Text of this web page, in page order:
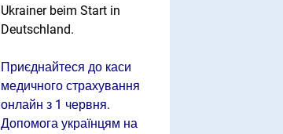
Ukrainer beim Start in
Deutschland.
Приєднайтеся до каси
медичного страхування
онлайн з 1 червня.
Допомога українцям на